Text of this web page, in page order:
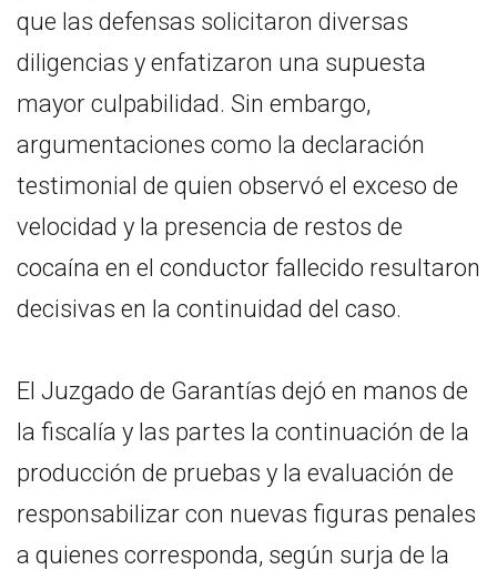
que las defensas solicitaron diversas
diligencias y enfatizaron una supuesta
mayor culpabilidad. Sin embargo,
argumentaciones como la declaración
testimonial de quien observó el exceso de
velocidad y la presencia de restos de
cocaína en el conductor fallecido resultaron
decisivas en la continuidad del caso.
El Juzgado de Garantías dejó en manos de
la fiscalía y las partes la continuación de la
producción de pruebas y la evaluación de
responsabilizar con nuevas figuras penales
a quienes corresponda, según surja de la